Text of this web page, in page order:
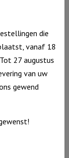
die
vanaf 18
27 augustus
van uw
gewend